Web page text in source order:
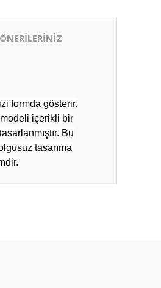
ÖNERİLERİNİZ
formda gösterir.
modeli içerikli bir
Bu
tasarıma